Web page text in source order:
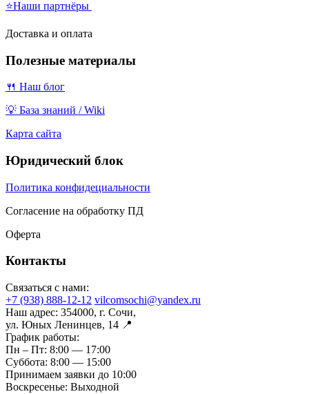
⭐Наши партнёры
Доставка и оплата
Полезные материалы
🍴 Наш блог
💡 База знаний / Wiki
Карта сайта
Юридический блок
Политика конфидециальности
Согласение на обработку ПД
Оферта
Контакты
Связаться с нами:
+7 (938) 888-12-12 vilcomsochi@yandex.ru
Наш адрес: 354000, г. Сочи,
ул. Юных Ленинцев, 14 📍
График работы:
Пн – Пт: 8:00 — 17:00
Суббота: 8:00 — 15:00
Принимаем заявки до 10:00
Воскресенье: Выходной